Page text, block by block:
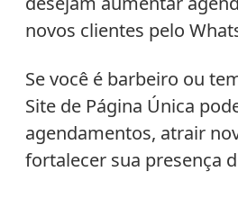
novos clientes pelo
Se você é barbeiro ou
Site de Página Única
agendamentos, atrair
fortalecer sua presença